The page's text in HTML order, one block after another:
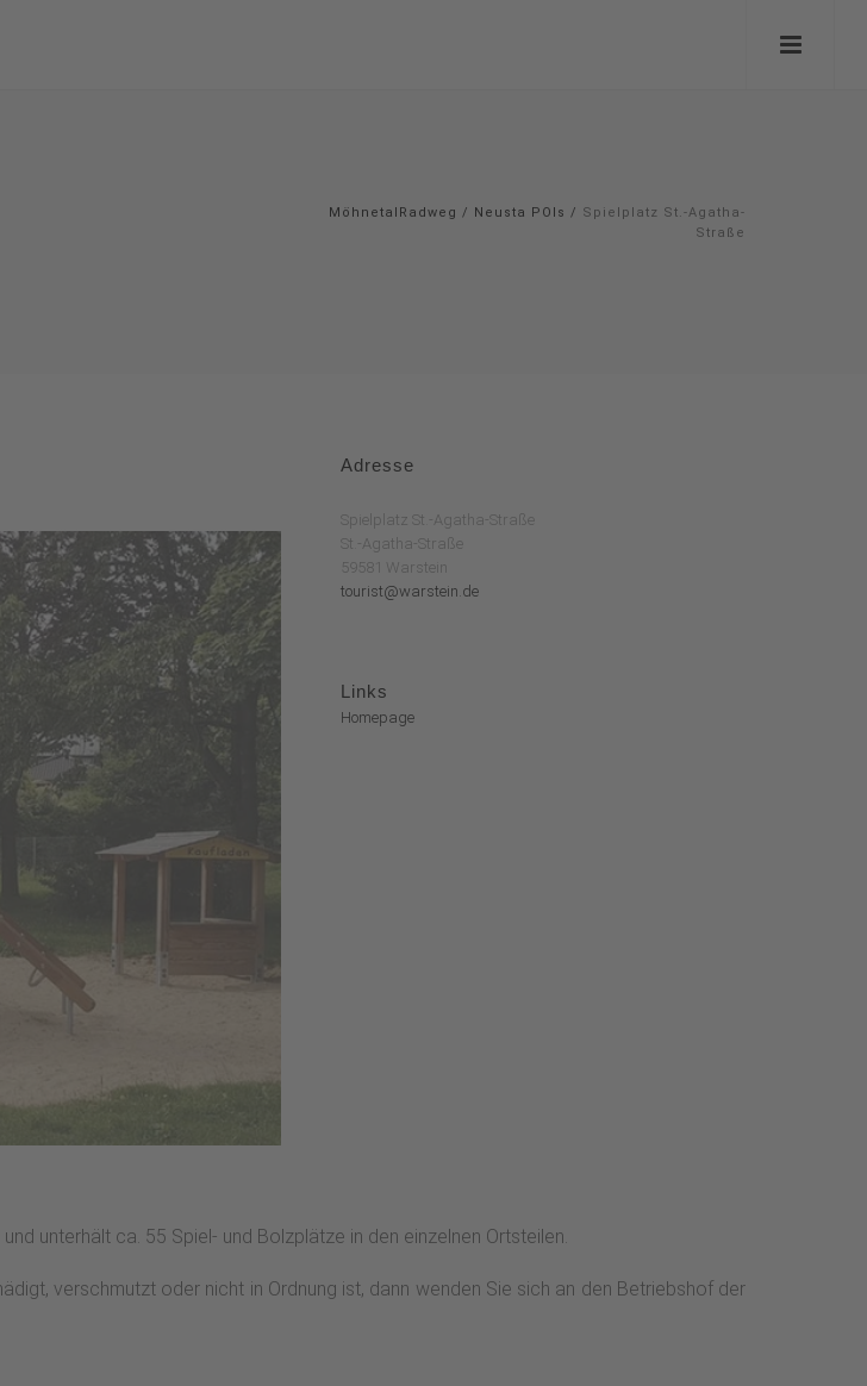
MöhnetalRadweg / Neusta POIs / Spielplatz St.-Agatha-
Straße
Adresse
Spielplatz St.-Agatha-Straße
St.-Agatha-Straße
59581 Warstein
tourist@warstein.de
Links
Homepage
unterhält ca. 55 Spiel- und Bolzplätze in den einzelnen Ortsteilen.
verschmutzt oder nicht in Ordnung ist, dann wenden Sie sich an den Betriebshof der